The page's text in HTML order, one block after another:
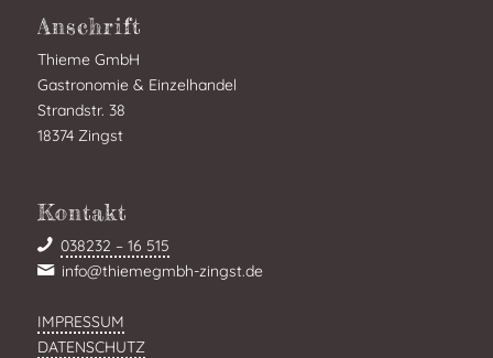
Anschrift
Thieme GmbH
Gastronomie & Einzelhandel
Strandstr. 38
18374 Zingst
Kontakt
038232 – 16 515
info@thiemegmbh-zingst.de
IMPRESSUM
DATENSCHUTZ